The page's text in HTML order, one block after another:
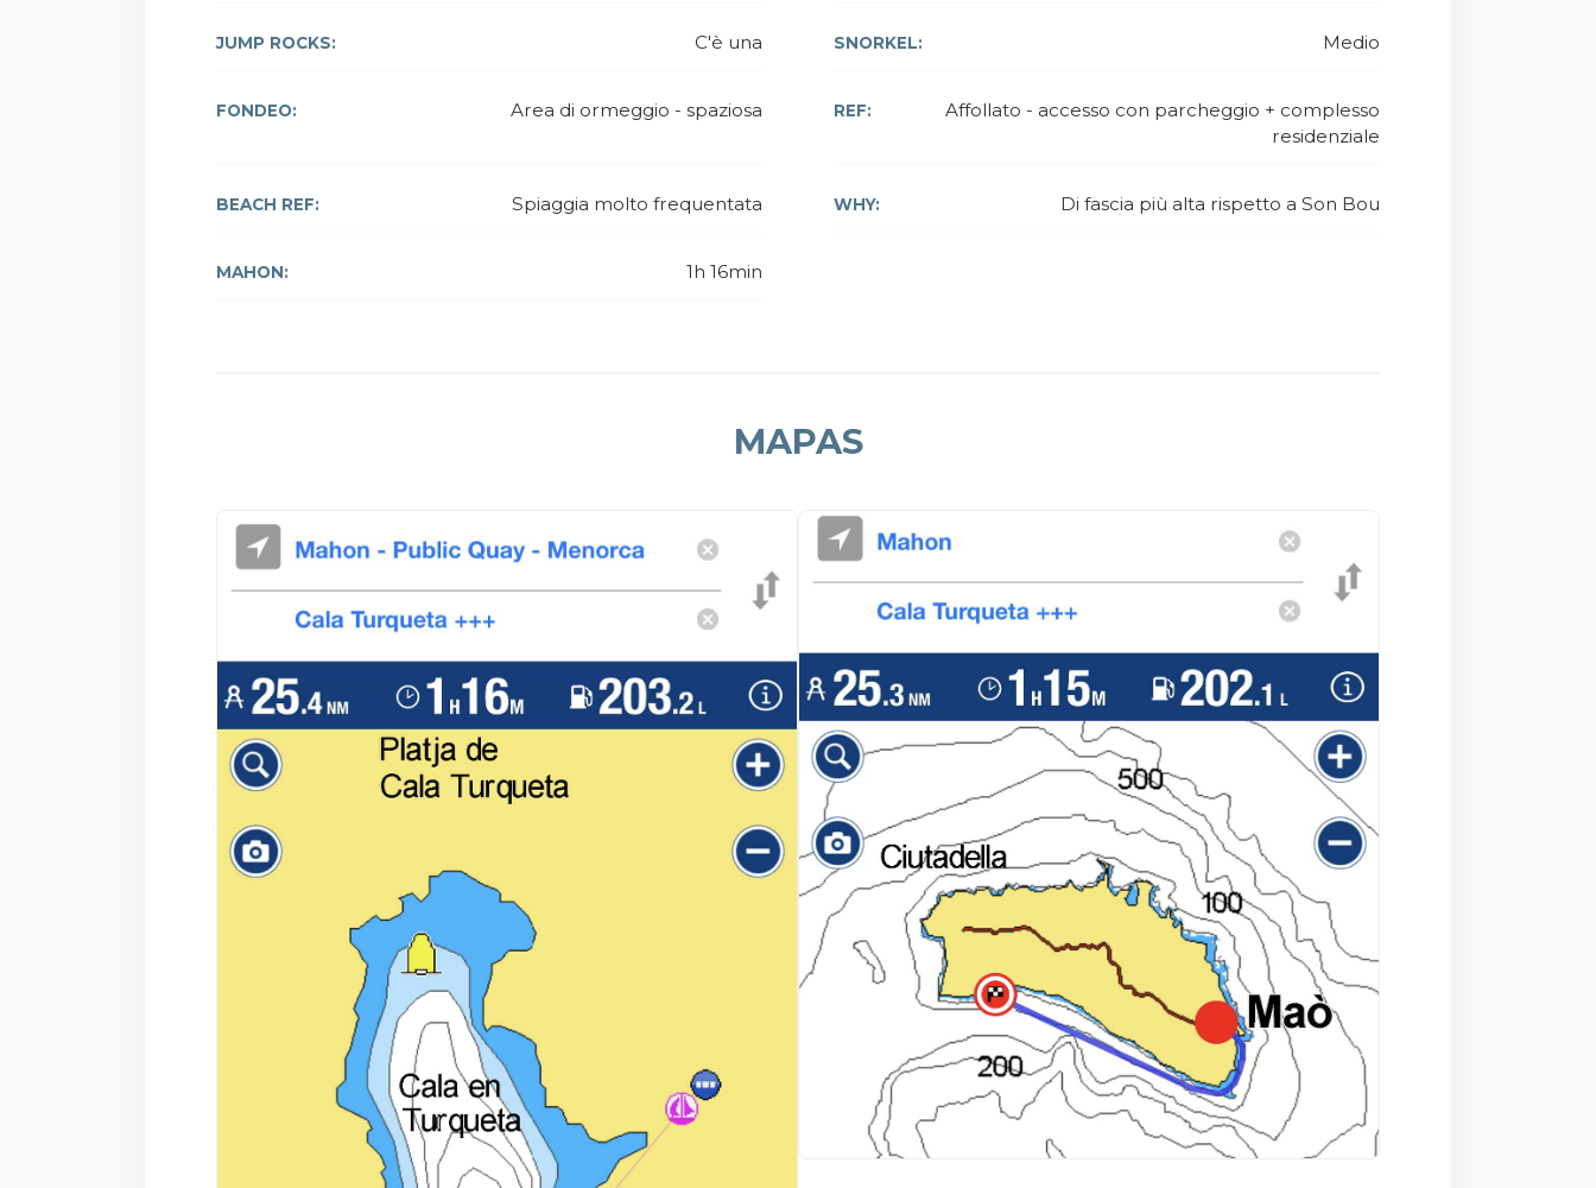
JUMP ROCKS: C'è una SNORKEL: Medio
FONDEO: Area di ormeggio - spaziosa REF:
Affollato - accesso con parcheggio + complesso
residenziale
BEACH REF: Spiaggia molto frequentata WHY: Di fascia più alta rispetto a Son Bou
MAHON: 1h 16min
MAPAS